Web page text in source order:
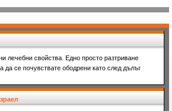
лечебни свойства. Едно просто разтриване
се почувствате ободрени като след дълъг